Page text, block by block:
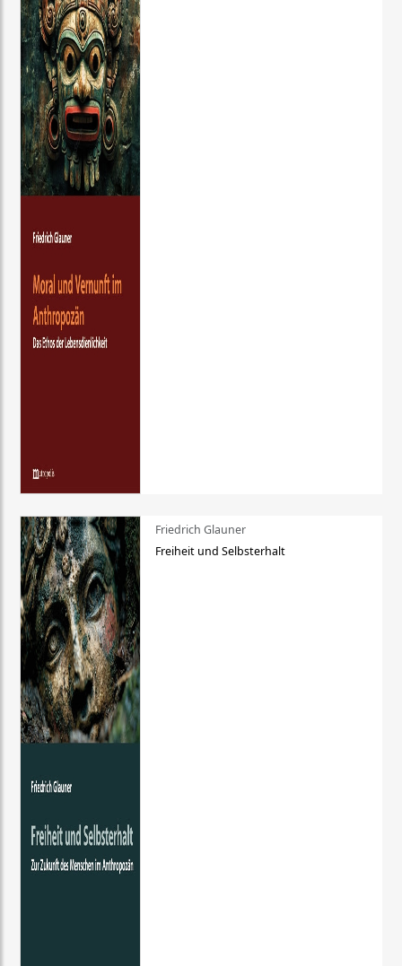
Friedrich Glauner
Freiheit und Selbsterhalt